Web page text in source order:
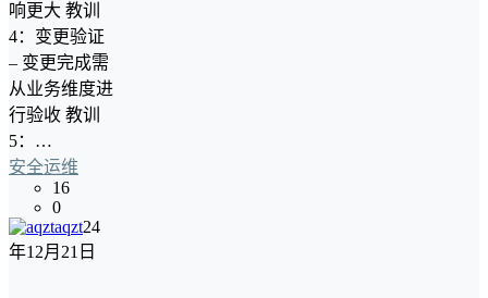
响更大 教训
4：变更验证
– 变更完成需
从业务维度进
行验收 教训
5：…
安全运维
16
0
aqzt24
年12月21日